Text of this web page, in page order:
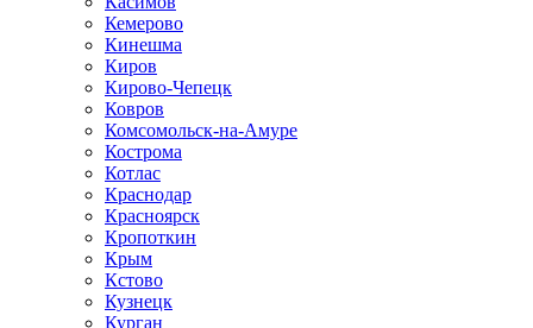
Кемерово
Кинешма
Киров
Кирово-Чепецк
Ковров
Комсомольск-на-Амуре
Кострома
Котлас
Краснодар
Красноярск
Кропоткин
Крым
Кстово
Кузнецк
Курган